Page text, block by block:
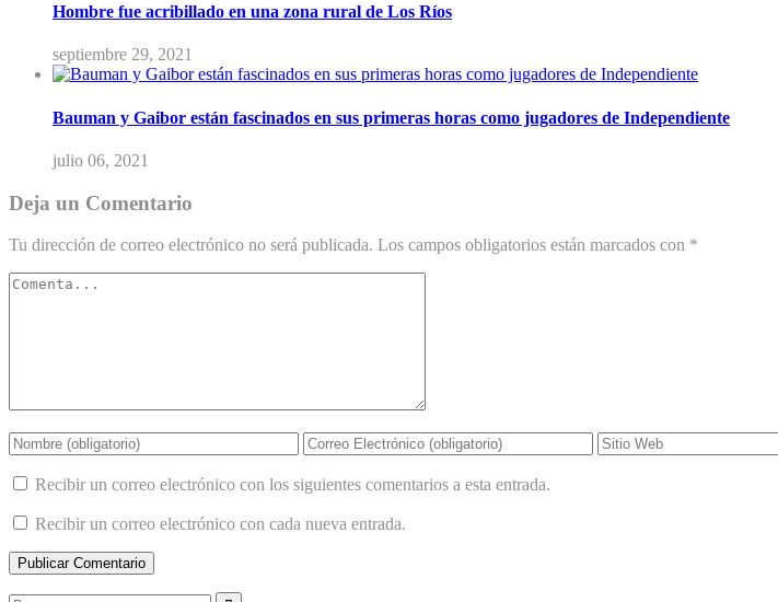
Hombre fue acribillado en una zona rural de Los Ríos
septiembre 29, 2021
Bauman y Gaibor están fascinados en sus primeras horas como jugadores de Independiente
julio 06, 2021
Deja un Comentario
Tu dirección de correo electrónico no será publicada. Los campos obligatorios están marcados con *
Recibir un correo electrónico con los siguientes comentarios a esta entrada.
Recibir un correo electrónico con cada nueva entrada.